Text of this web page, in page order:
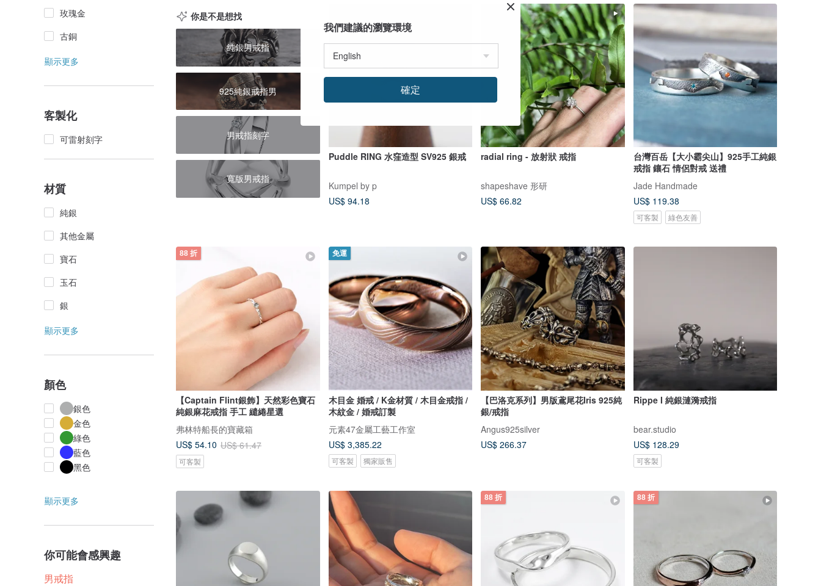
玫瑰金
古銅
顯示更多
客製化
可雷射刻字
材質
純銀
其他金屬
寶石
玉石
銀
顯示更多
顏色
銀色
金色
綠色
藍色
黑色
顯示更多
你可能會感興趣
男戒指
你是不是想找
純銀男戒指
925純銀戒指男
男戒指刻字
寬版男戒指
Puddle RING 水窪造型 SV925 銀戒
Kumpel by p
US$ 94.18
radial ring - 放射狀 戒指
shapeshave 形研
US$ 66.82
台灣百岳【大小霸尖山】925手工純銀
戒指 鑲石 情侶對戒 送禮
Jade Handmade
US$ 119.38
可客製 綠色友善
88 折
【Captain Flint銀飾】天然彩色寶石
純銀麻花戒指 手工 繾綣星選
弗林特船長的寶藏箱
US$ 54.10 US$ 61.47
可客製
免運
木目金 婚戒 / K金材質 / 木目金戒指 /
木紋金 / 婚戒訂製
元素47金屬工藝工作室
US$ 3,385.22
可客製 獨家販售
【巴洛克系列】男版鳶尾花Iris 925純
銀/戒指
Angus925silver
US$ 266.37
Rippe I 純銀漣漪戒指
bear.studio
US$ 128.29
可客製
88 折 88 折
我們建議的瀏覽環境
確定